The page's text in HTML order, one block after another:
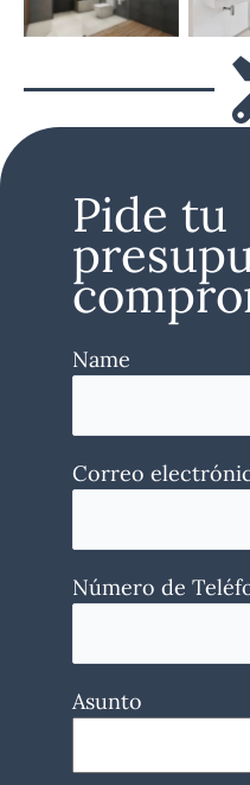
Pide tu
Name
Correo
Número de
Asunto